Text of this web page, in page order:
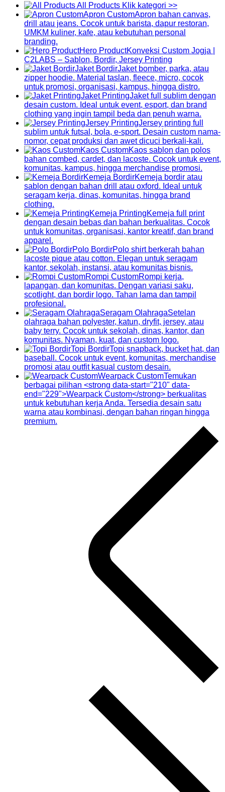
All Products Klik kategori >>
Apron CustomApron bahan canvas,
drill atau jeans. Cocok untuk barista, dapur restoran,
UMKM kuliner, kafe, atau kebutuhan personal
branding.
Hero ProductKonveksi Custom Jogja |
C2LABS – Sablon, Bordir, Jersey Printing
Jaket BordirJaket bomber, parka, atau
zipper hoodie. Material taslan, fleece, micro, cocok
untuk promosi, organisasi, kampus, hingga distro.
Jaket PrintingJaket full sublim dengan
desain custom. Ideal untuk event, esport, dan brand
clothing yang ingin tampil beda dan penuh warna.
Jersey PrintingJersey printing full
sublim untuk futsal, bola, e-sport. Desain custom nama-
nomor, cepat produksi dan awet dicuci berkali-kali.
Kaos CustomKaos sablon dan polos
bahan combed, cardet, dan lacoste. Cocok untuk event,
komunitas, kampus, hingga merchandise promosi.
Kemeja BordirKemeja bordir atau
sablon dengan bahan drill atau oxford. Ideal untuk
seragam kerja, dinas, komunitas, hingga brand
clothing.
Kemeja PrintingKemeja full print
dengan desain bebas dan bahan berkualitas. Cocok
untuk komunitas, organisasi, kantor kreatif, dan brand
apparel.
Polo BordirPolo shirt berkerah bahan
lacoste pique atau cotton. Elegan untuk seragam
kantor, sekolah, instansi, atau komunitas bisnis.
Rompi CustomRompi kerja,
lapangan, dan komunitas. Dengan variasi saku,
scotlight, dan bordir logo. Tahan lama dan tampil
profesional.
Seragam OlahragaSetelan
olahraga bahan polyester, katun, dryfit, jersey, atau
baby terry. Cocok untuk sekolah, dinas, kantor, dan
komunitas. Nyaman, kuat, dan custom logo.
Topi BordirTopi snapback, bucket hat, dan
baseball. Cocok untuk event, komunitas, merchandise
promosi atau outfit kasual custom desain.
Wearpack CustomTemukan
berbagai pilihan <strong data-start="210" data-
end="229">Wearpack Custom</strong> berkualitas
untuk kebutuhan kerja Anda. Tersedia desain satu
warna atau kombinasi, dengan bahan ringan hingga
premium.